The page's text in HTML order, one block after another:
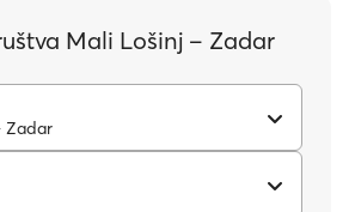
Mali Lošinj – Zadar
Zadar